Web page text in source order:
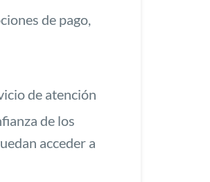
de pago,
de atención
de los
acceder a